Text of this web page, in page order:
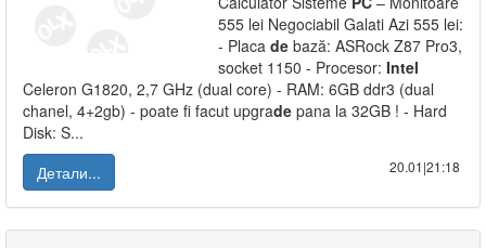
555 lei Negociabil Galati Azi 555 lei:
- Placa de bază: ASRock Z87 Pro3,
socket 1150 - Procesor: Intel
Celeron G1820, 2,7 GHz (dual core) - RAM: 6GB ddr3 (dual
chanel, 4+2gb) - poate fi facut upgrade pana la 32GB ! - Hard
Disk: S...
Детали...
20.01|21:18